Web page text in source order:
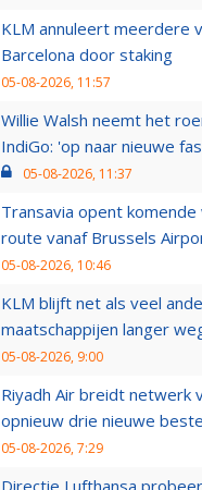
KLM annuleert meerdere
Barcelona door staking
05-08-2026, 11:57
Willie Walsh neemt het
IndiGo: 'op naar nieuwe
05-08-2026, 11:37
Transavia opent
route vanaf Brussels
05-08-2026, 10:46
KLM blijft net als veel
maatschappijen langer
05-08-2026, 9:00
Riyadh Air breidt netwerk
opnieuw drie nieuwe
05-08-2026, 7:29
Directie Lufthansa